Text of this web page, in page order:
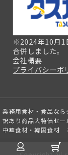
※2024年10月1
合併しました。
会社概要
プライバシーポ
業務用食材・食品な
訳あり商品大特価セー
中華食材・韓国食材